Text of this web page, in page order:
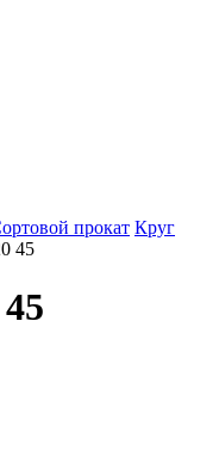
прокат Круг
45